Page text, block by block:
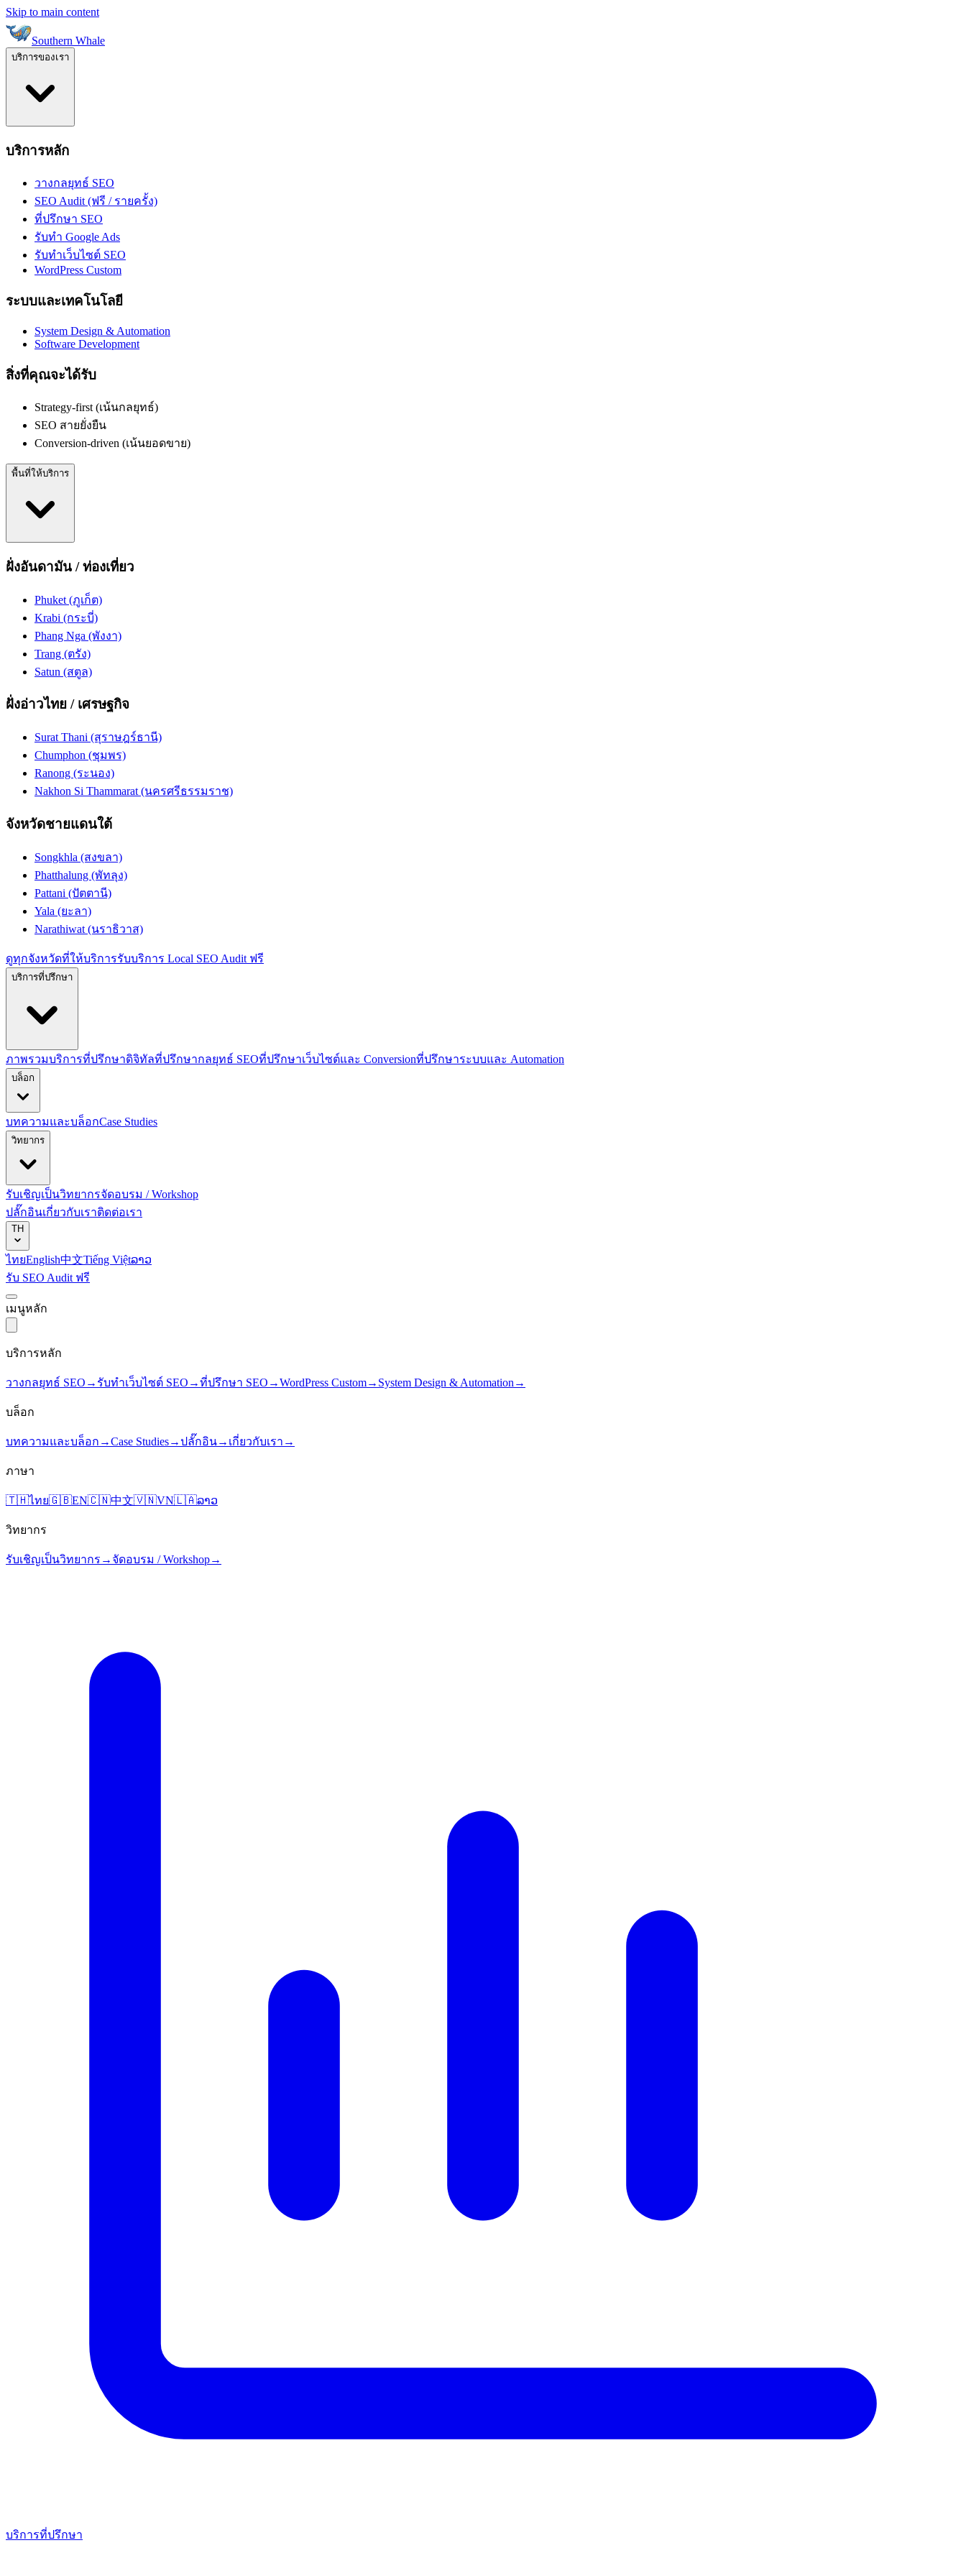
Skip to main content
Southern Whale
บริการของเรา
บริการหลัก
วางกลยุทธ์ SEO
SEO Audit (ฟรี / รายครั้ง)
ที่ปรึกษา SEO
รับทำ Google Ads
รับทำเว็บไซต์ SEO
WordPress Custom
ระบบและเทคโนโลยี
System Design & Automation
Software Development
สิ่งที่คุณจะได้รับ
Strategy-first (เน้นกลยุทธ์)
SEO สายยั่งยืน
Conversion-driven (เน้นยอดขาย)
พื้นที่ให้บริการ
ฝั่งอันดามัน / ท่องเที่ยว
Phuket (ภูเก็ต)
Krabi (กระบี่)
Phang Nga (พังงา)
Trang (ตรัง)
Satun (สตูล)
ฝั่งอ่าวไทย / เศรษฐกิจ
Surat Thani (สุราษฎร์ธานี)
Chumphon (ชุมพร)
Ranong (ระนอง)
Nakhon Si Thammarat (นครศรีธรรมราช)
จังหวัดชายแดนใต้
Songkhla (สงขลา)
Phatthalung (พัทลุง)
Pattani (ปัตตานี)
Yala (ยะลา)
Narathiwat (นราธิวาส)
ดูทุกจังหวัดที่ให้บริการรับบริการ Local SEO Audit ฟรี
บริการที่ปรึกษา
ภาพรวมบริการที่ปรึกษาดิจิทัลที่ปรึกษากลยุทธ์ SEOที่ปรึกษาเว็บไซต์และ Conversionที่ปรึกษาระบบและ Automation
บล็อก
บทความและบล็อกCase Studies
วิทยากร
รับเชิญเป็นวิทยากรจัดอบรม / Workshop
ปลั๊กอินเกี่ยวกับเราติดต่อเรา
TH
ไทยEnglish中文Tiếng Việtລາວ
รับ SEO Audit ฟรี
เมนูหลัก
บริการหลัก
วางกลยุทธ์ SEO → รับทำเว็บไซต์ SEO →ที่ปรึกษา SEO →WordPress Custom→ System Design & Automation →
บล็อก
บทความและบล็อก →Case Studies→ปลั๊กอิน→ เกี่ยวกับเรา →
ภาษา
🇹🇭ไทย🇬🇧EN🇨🇳中文🇻🇳VN🇱🇦ລາວ
วิทยากร
รับเชิญเป็นวิทยากร → จัดอบรม / Workshop→
บริการที่ปรึกษา